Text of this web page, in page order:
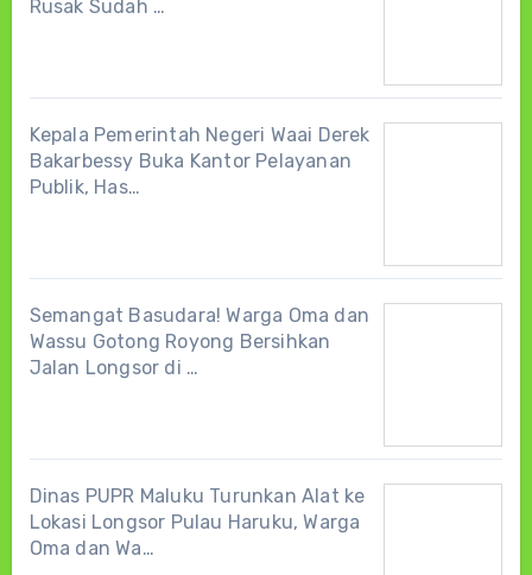
Rusak Sudah …
Kepala Pemerintah Negeri Waai Derek
Bakarbessy Buka Kantor Pelayanan
Publik, Has…
Semangat Basudara! Warga Oma dan
Wassu Gotong Royong Bersihkan
Jalan Longsor di …
Dinas PUPR Maluku Turunkan Alat ke
Lokasi Longsor Pulau Haruku, Warga
Oma dan Wa…